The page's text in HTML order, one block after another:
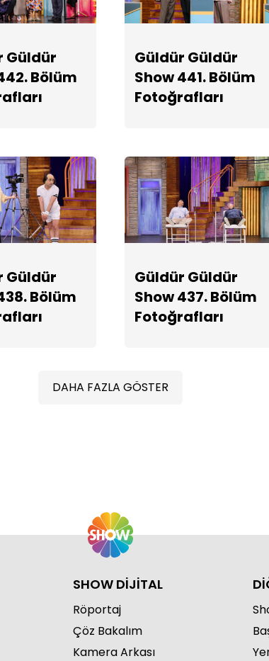
Güldür
Bölüm
Güldür Güldür
Show 441. Bölüm
Fotoğrafları
Güldür
Bölüm
Güldür Güldür
Show 437. Bölüm
Fotoğrafları
DAHA FAZLA GÖSTER
SHOW DİJİTAL
Röportaj
Çöz Bakalım
Kamera Arkası